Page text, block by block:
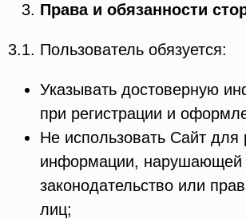
Права и обязанности
3.1. Пользователь обязуется:
Указывать достоверную
при регистрации и
Не использовать Сайт
информации, нарушающей
законодательство или
лиц;